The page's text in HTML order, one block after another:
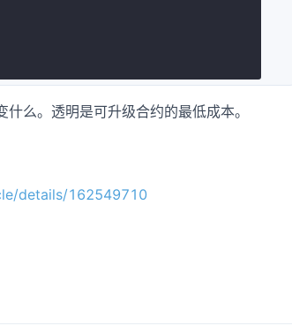
么。透明是可升级合约的最低成本。
details/162549710